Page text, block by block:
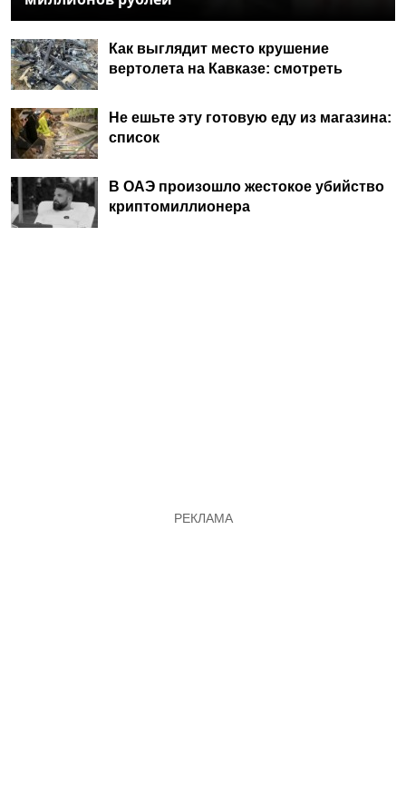
Как выглядит место крушение
вертолета на Кавказе: смотреть
Не ешьте эту готовую еду из магазина:
список
В ОАЭ произошло жестокое убийство
криптомиллионера